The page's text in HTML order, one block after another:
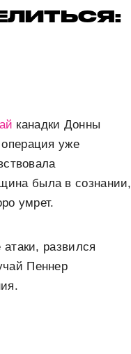
канадки Донны
уже
была в сознании,
умрет.
развился
Пеннер